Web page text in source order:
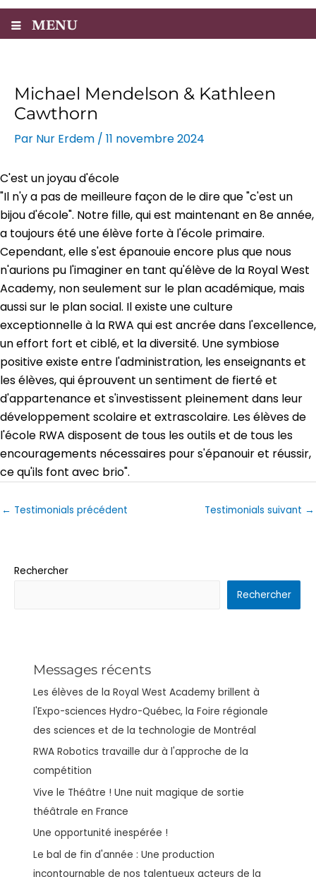
MENU
Michael Mendelson & Kathleen
Cawthorn
Par Nur Erdem / 11 novembre 2024
C'est un joyau d'école
"Il n'y a pas de meilleure façon de le dire que "c'est un
bijou d'école". Notre fille, qui est maintenant en 8e année,
a toujours été une élève forte à l'école primaire.
Cependant, elle s'est épanouie encore plus que nous
n'aurions pu l'imaginer en tant qu'élève de la Royal West
Academy, non seulement sur le plan académique, mais
aussi sur le plan social. Il existe une culture
exceptionnelle à la RWA qui est ancrée dans l'excellence,
un effort fort et ciblé, et la diversité. Une symbiose
positive existe entre l'administration, les enseignants et
les élèves, qui éprouvent un sentiment de fierté et
d'appartenance et s'investissent pleinement dans leur
développement scolaire et extrascolaire. Les élèves de
l'école RWA disposent de tous les outils et de tous les
encouragements nécessaires pour s'épanouir et réussir,
ce qu'ils font avec brio".
← Testimonials précédent Testimonials suivant →
Rechercher
Rechercher
Messages récents
Les élèves de la Royal West Academy brillent à
l'Expo-sciences Hydro-Québec, la Foire régionale
des sciences et de la technologie de Montréal
RWA Robotics travaille dur à l'approche de la
compétition
Vive le Théâtre ! Une nuit magique de sortie
théâtrale en France
Une opportunité inespérée !
Le bal de fin d'année : Une production
incontournable de nos talentueux acteurs de la